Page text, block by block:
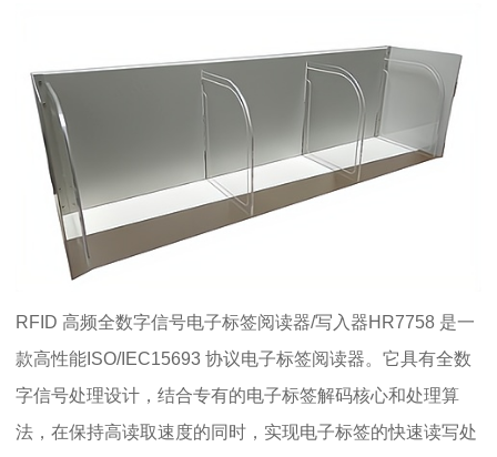
RFID 高频全数字信号电子标签阅读器/写入器HR7758 是一
款高性能ISO/IEC15693 协议电子标签阅读器。它具有全数
字信号处理设计，结合专有的电子标签解码核心和处理算
法，在保持高读取速度的同时，实现电子标签的快速读写处